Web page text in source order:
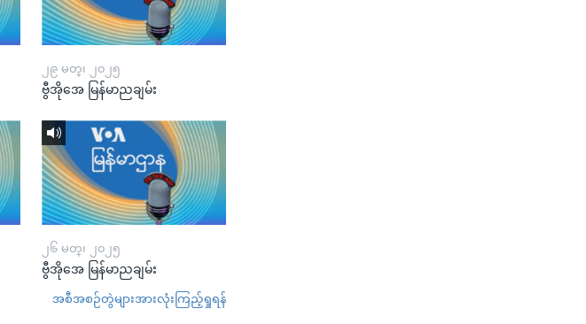
၂၉ မတ္၊ ၂၀၂၅
ဗွီအိုအေ မြန်မာညချမ်း
၂၆ မတ္၊ ၂၀၂၅
ဗွီအိုအေ မြန်မာညချမ်း
အစီအစဉ်တွဲများအားလုံးကြည့်ရှုရန်